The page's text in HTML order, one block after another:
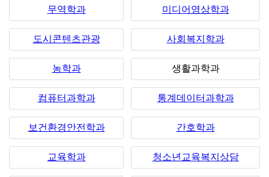
무역학과 미디어영상학과
도시콘텐츠관광 사회복지학과
농학과 생활과학과
컴퓨터과학과 통계데이터과학과
보건환경안전학과 간호학과
교육학과 청소년교육복지상담